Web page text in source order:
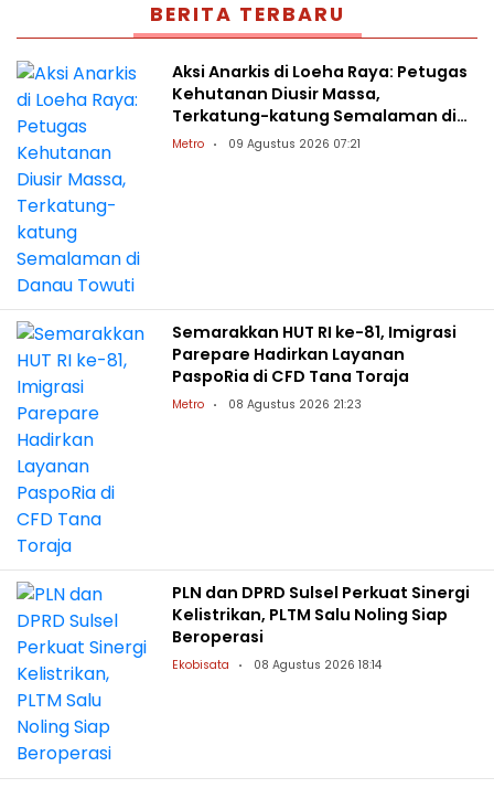
BERITA TERBARU
Aksi Anarkis di Loeha Raya: Petugas
Kehutanan Diusir Massa,
Terkatung-katung Semalaman di
Danau Towuti
Metro 09 Agustus 2026 07:21
Semarakkan HUT RI ke-81, Imigrasi
Parepare Hadirkan Layanan
PaspoRia di CFD Tana Toraja
Metro 08 Agustus 2026 21:23
PLN dan DPRD Sulsel Perkuat Sinergi
Kelistrikan, PLTM Salu Noling Siap
Beroperasi
Ekobisata 08 Agustus 2026 18:14